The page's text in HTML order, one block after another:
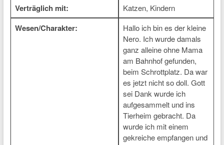
Verträglich mit: Katzen, Kindern
Wesen/Charakter:
Hallo ich bin es der kleine
Nero. Ich wurde damals
ganz alleine ohne Mama
am Bahnhof gefunden,
beim Schrottplatz. Da war
es jetzt nicht so doll. Gott
sei Dank wurde ich
aufgesammelt und ins
Tierheim gebracht. Da
wurde ich mit einem
gekreiche empfangen und